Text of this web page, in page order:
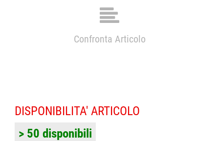
Confronta Articolo
DISPONIBILITA' ARTICOLO
> 50 disponibili